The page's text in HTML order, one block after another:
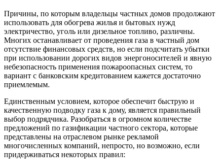
Причины, по которым владельцы частных домов продолжают
использовать для обогрева жилья и бытовых нужд
электричество, уголь или дизельное топливо, различны.
Многих останавливает от проведения газа в частный дом
отсутствие финансовых средств, но если подсчитать убытки
при использовании дорогих видов энергоносителей и явную
небезопасность применения пожароопасных систем, то
вариант с банковским кредитованием кажется достаточно
приемлемым.
Единственным условием, которое обеспечит быструю и
качественную подводку газа к дому, является правильный
выбор подрядчика. Разобраться в огромном количестве
предложений по газификации частного сектора, которые
представлены на отраслевом рынке рекламой
многочисленных компаний, непросто, но возможно, если
придерживаться некоторых правил: